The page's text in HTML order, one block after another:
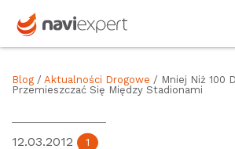
Blog / Aktualności Drogowe / Mniej Niż 100
Przemieszczać Się Między Stadionami
12.03.2012 1